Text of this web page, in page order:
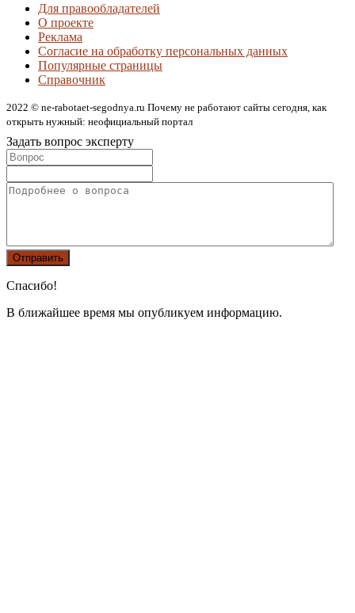
Для правообладателей
О проекте
Реклама
Согласие на обработку персональных данных
Популярные страницы
Справочник
2022 © ne-rabotaet-segodnya.ru Почему не работают сайты сегодня, как
открыть нужный: неофициальный портал
Задать вопрос эксперту
Спасибо!
В ближайшее время мы опубликуем информацию.